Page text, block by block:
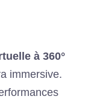
à 360°
immersive.